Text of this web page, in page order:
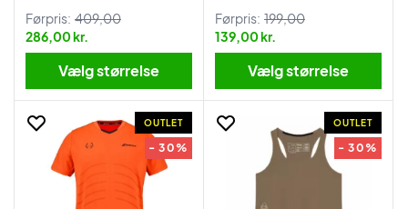
Førpris: 409,00
286,00 kr.
Vælg størrelse
Førpris: 199,00
139,00 kr.
Vælg størrelse
OUTLET
- 30%
OUTLET
- 30%